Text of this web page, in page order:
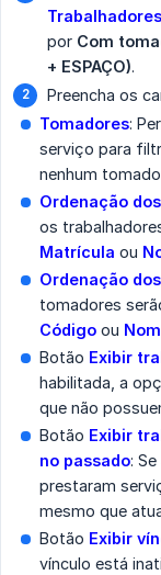
por Com
+ ESPAÇO).
Preencha os
Tomadores:
serviço para
nenhum
Ordenação
os
Matrícula ou
Ordenação
tomadores
Código ou
Botão Exibir
habilitada, a
que não
Botão Exibir
no passado:
prestaram
mesmo que
Botão Exibir
vínculo está